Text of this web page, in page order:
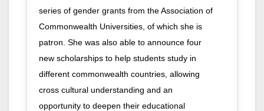
series of gender grants from the Association of
Commonwealth Universities, of which she is
patron. She was also able to announce four
new scholarships to help students study in
different commonwealth countries, allowing
cross cultural understanding and an
opportunity to deepen their educational